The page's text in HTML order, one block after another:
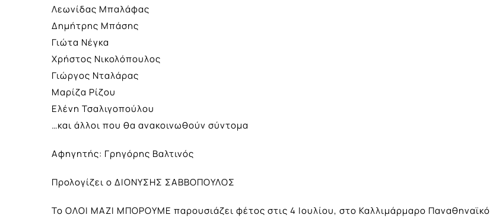
Λεωνίδας Μπαλάφας
Δημήτρης Μπάσης
Γιώτα Νέγκα
Χρήστος Νικολόπουλος
Γιώργος Νταλάρας
Μαρίζα Ρίζου
Ελένη Τσαλιγοπούλου
…και άλλοι που θα ανακοινωθούν σύντομα
Αφηγητής: Γρηγόρης Βαλτινός
Προλογίζει ο ΔΙΟΝΥΣΗΣ ΣΑΒΒΟΠΟΥΛΟΣ
Το ΟΛΟΙ ΜΑΖΙ ΜΠΟΡΟΥΜΕ παρουσιάζει φέτος στις 4 Ιουλίου, στο Καλλιμάρμαρο Παναθηναϊκό